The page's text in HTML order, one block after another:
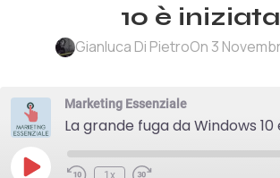
10 è iniziata
Gianluca Di PietroOn 3
Marketing Essenziale
La grande fuga da Windows 10
1x